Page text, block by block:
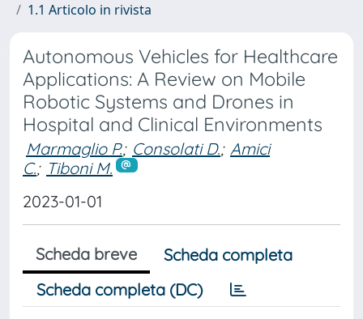
1.1 Articolo in rivista
Autonomous Vehicles for Healthcare
Applications: A Review on Mobile
Robotic Systems and Drones in
Hospital and Clinical Environments
Marmaglio P.; Consolati D.; Amici
C.; Tiboni M.
2023-01-01
Scheda breve
Scheda completa
Scheda completa (DC)